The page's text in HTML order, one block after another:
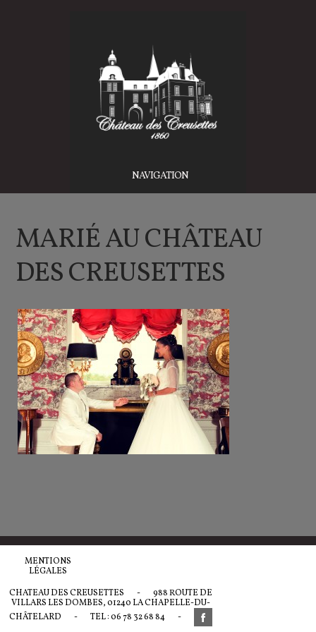
NAVIGATION
MARIÉ AU CHÂTEAU
DES CREUSETTES
MENTIONS
LÉGALES
CHATEAU DES CREUSETTES -
988 ROUTE DE
VILLARS LES DOMBES, 01240 LA CHAPELLE-DU-
CHÂTELARD
- TEL : 06 78 32 68 84 -